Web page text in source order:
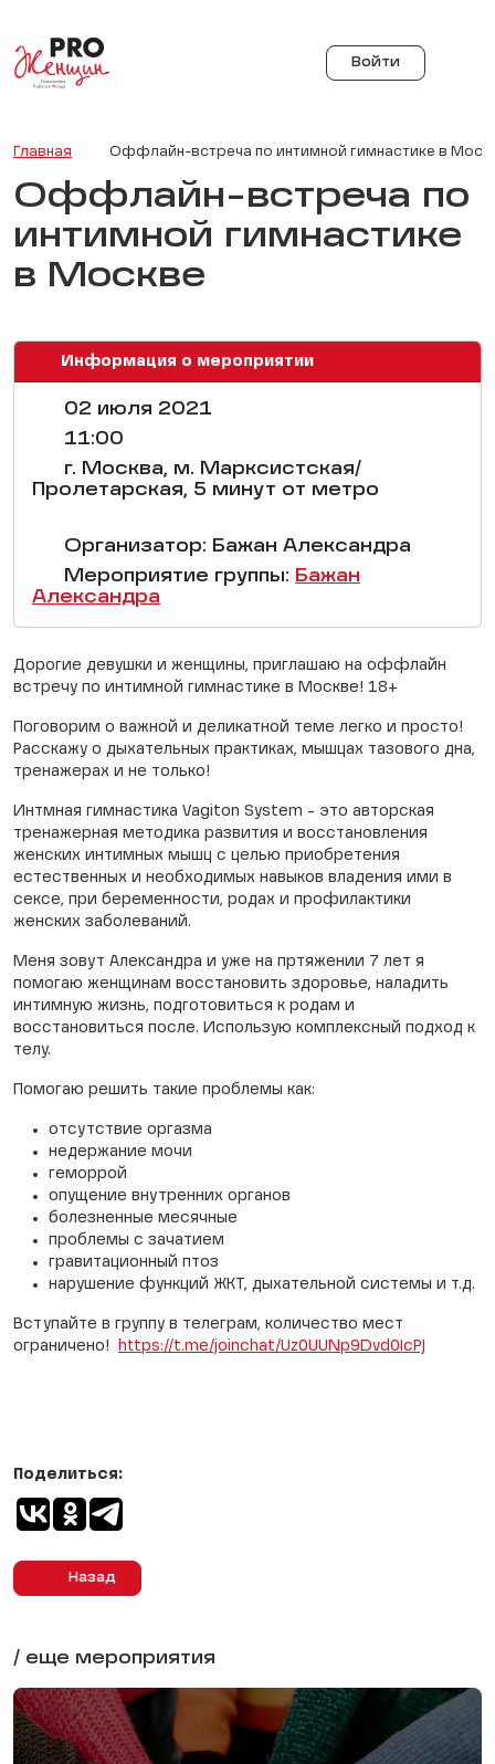
Войти
Главная Оффлайн-встреча по интимной гимнастике в
Оффлайн-встреча по
интимной гимнастике
в Москве
Информация о мероприятии
02 июля 2021
11:00
г. Москва, м. Марксистская/
Пролетарская, 5 минут от метро
Организатор: Бажан Александра
Мероприятие группы: Бажан
Александра
Дорогие девушки и женщины, приглашаю на оффлайн
встречу по интимной гимнастике в Москве! 18+
Поговорим о важной и деликатной теме легко и просто!
Расскажу о дыхательных практиках, мышцах тазового дна,
тренажерах и не только!
Интмная гимнастика Vagiton System - это авторская
тренажерная методика развития и восстановления
женских интимных мышц с целью приобретения
естественных и необходимых навыков владения ими в
сексе, при беременности, родах и профилактики
женских заболеваний.
Меня зовут Александра и уже на пртяжении 7 лет я
помогаю женщинам восстановить здоровье, наладить
интимную жизнь, подготовиться к родам и
восстановиться после. Использую комплексный подход к
телу.
Помогаю решить такие проблемы как:
отсутствие оргазма
недержание мочи
геморрой
опущение внутренних органов
болезненные месячные
проблемы с зачатием
гравитационный птоз
нарушение функций ЖКТ, дыхательной системы и т.д.
Вступайте в группу в телеграм, количество мест
ограничено!
https://t.me/joinchat/Uz0UUNp9Dvd0IcPJ
Назад
Поделиться:
/ еще мероприятия